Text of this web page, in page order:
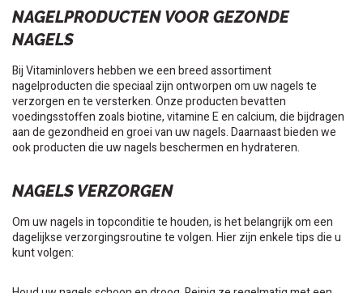
NAGELPRODUCTEN VOOR GEZONDE
NAGELS
Bij Vitaminlovers hebben we een breed assortiment
nagelproducten die speciaal zijn ontworpen om uw nagels te
verzorgen en te versterken. Onze producten bevatten
voedingsstoffen zoals biotine, vitamine E en calcium, die bijdragen
aan de gezondheid en groei van uw nagels. Daarnaast bieden we
ook producten die uw nagels beschermen en hydrateren.
NAGELS VERZORGEN
Om uw nagels in topconditie te houden, is het belangrijk om een
dagelijkse verzorgingsroutine te volgen. Hier zijn enkele tips die u
kunt volgen: